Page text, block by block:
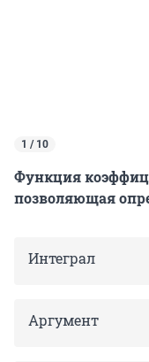
1 / 10
Функция
позволяющая
Интеграл
Аргумент